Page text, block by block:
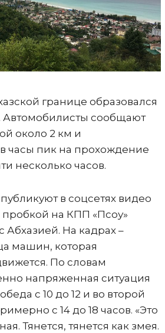
границе образовался
Автомобилисты сообщают
около 2 км и
часы пик на прохождение
несколько часов.
в соцсетях видео
на КПП «Псоу»
Абхазией. На кадрах –
машин, которая
По словам
напряженная ситуация
с 10 до 12 и во второй
с 14 до 18 часов. «Это
Тянется, тянется как змея.